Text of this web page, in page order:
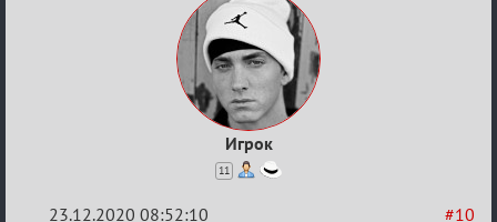
Игрок
11
#10
23.12.2020 08:52:10